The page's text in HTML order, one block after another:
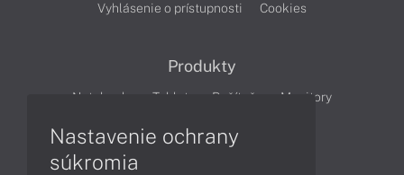
Vyhlásenie o prístupnosti
Cookies
Produkty
Notebooky Tablety Počítače Monitory
Nastavenie ochrany
súkromia